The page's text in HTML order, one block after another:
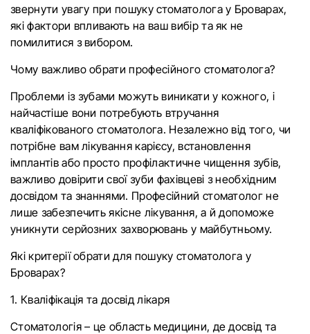
звернути увагу при пошуку стоматолога у Броварах,
які фактори впливають на ваш вибір та як не
помилитися з вибором.
Чому важливо обрати професійного стоматолога?
Проблеми із зубами можуть виникати у кожного, і
найчастіше вони потребують втручання
кваліфікованого стоматолога. Незалежно від того, чи
потрібне вам лікування карієсу, встановлення
імплантів або просто профілактичне чищення зубів,
важливо довірити свої зуби фахівцеві з необхідним
досвідом та знаннями. Професійний стоматолог не
лише забезпечить якісне лікування, а й допоможе
уникнути серйозних захворювань у майбутньому.
Які критерії обрати для пошуку стоматолога у
Броварах?
1. Кваліфікація та досвід лікаря
Стоматологія – це область медицини, де досвід та